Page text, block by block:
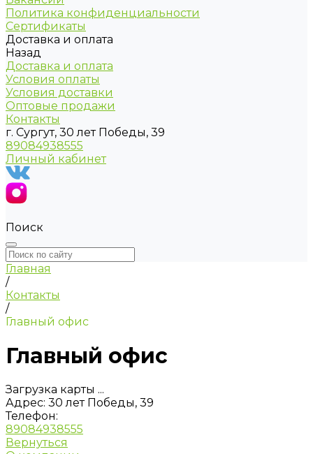
Политика конфиденциальности
Сертификаты
Доставка и оплата
Назад
Доставка и оплата
Условия оплаты
Условия доставки
Оптовые продажи
Контакты
г. Сургут, 30 лет Победы, 39
89084938555
Личный кабинет
Поиск
Главная
/
Контакты
/
Главный офис
Главный офис
Загрузка карты ...
Адрес: 30 лет Победы, 39
Телефон:
89084938555
Вернуться